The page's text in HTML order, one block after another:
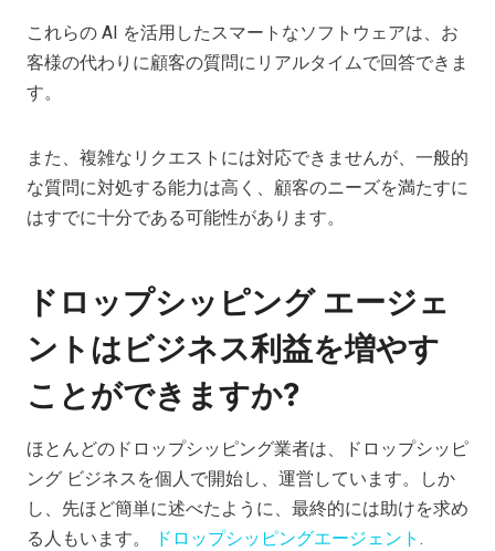
これらの AI を活用したスマートなソフトウェアは、お
客様の代わりに顧客の質問にリアルタイムで回答できま
す。
また、複雑なリクエストには対応できませんが、一般的
な質問に対処する能力は高く、顧客のニーズを満たすに
はすでに十分である可能性があります。
ドロップシッピング エージェ
ントはビジネス利益を増やす
ことができますか?
ほとんどのドロップシッピング業者は、ドロップシッピ
ング ビジネスを個人で開始し、運営しています。しか
し、先ほど簡単に述べたように、最終的には助けを求め
る人もいます。
ドロップシッピングエージェント .